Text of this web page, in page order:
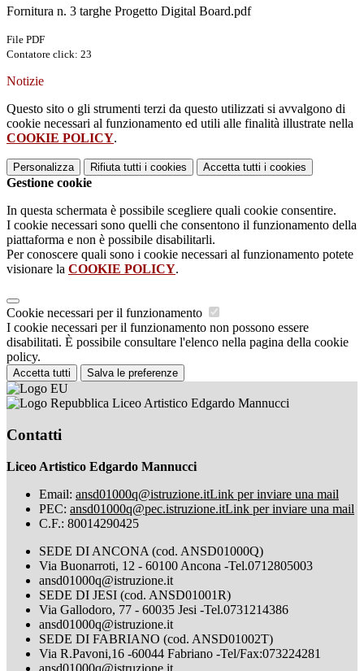
Fornitura n. 3 targhe Progetto Digital Board.pdf
File PDF
Contatore click: 23
Notizie
Questo sito o gli strumenti terzi da questo utilizzati si avvalgono di
cookie necessari al funzionamento ed utili alle finalità illustrate nella
COOKIE POLICY.
Personalizza Rifiuta tutti i cookies Accetta tutti i cookies
Gestione cookie
In questa schermata è possibile scegliere quali cookie consentire.
I cookie necessari sono quelli che consentono il funzionamento della
piattaforma e non è possibile disabilitarli.
Per conoscere quali sono i cookie necessari al funzionamento potete
visionare la COOKIE POLICY.
Cookie necessari per il funzionamento
I cookie necessari per il funzionamento non possono essere
disabilitati. È possibile consultare l'elenco nella pagina della cookie
policy.
Accetta tutti Salva le preferenze
Liceo Artistico Edgardo Mannucci
Contatti
Liceo Artistico Edgardo Mannucci
Email: ansd01000q@istruzione.itLink per inviare una mail
PEC: ansd01000q@pec.istruzione.itLink per inviare una mail
C.F.: 80014290425
SEDE DI ANCONA (cod. ANSD01000Q)
Via Buonarroti, 12 - 60100 Ancona -Tel.0712805003
ansd01000q@istruzione.it
SEDE DI JESI (cod. ANSD01001R)
Via Gallodoro, 77 - 60035 Jesi -Tel.0731214386
ansd01000q@istruzione.it
SEDE DI FABRIANO (cod. ANSD01002T)
Via R.Pavoni,16 -60044 Fabriano -Tel/Fax:073224281
ansd01000q@istruzione.it